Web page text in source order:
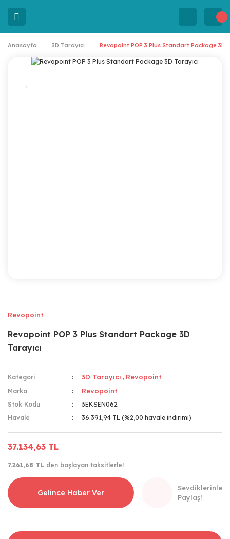
Anasayfa 3D Tarayıcı Revopoint POP 3 Plus Standart Package 3D
Revopoint
Revopoint POP 3 Plus Standart Package 3D
Tarayıcı
Kategori 3D Tarayıcı , Revopoint
Marka Revopoint
Stok Kodu
3EKSEN062
Havale
36.391,94 TL (%2,00 havale indirimi)
37.134,63 TL
7.261,68 TL den başlayan taksitlerle!
Gelince Haber Ver
Sevdiklerinle
Paylaş!